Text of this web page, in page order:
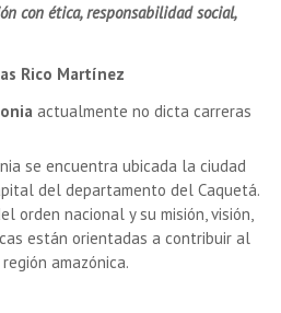
con ética, responsabilidad social,
Rico Martínez
actualmente no dicta carreras
se encuentra ubicada la ciudad
del departamento del Caquetá.
orden nacional y su misión, visión,
están orientadas a contribuir al
amazónica.